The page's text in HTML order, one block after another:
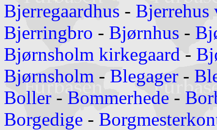
Bjerregaardhus - Bjerrehus
Bjerringbro - Bjørnhus -
Bjørnsholm kirkegaard -
Bjørnsholm - Blegager -
Boller - Bommerhede -
Borgedige -